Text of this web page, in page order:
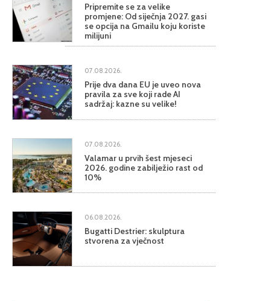
Pripremite se za velike
promjene: Od siječnja 2027. gasi
se opcija na Gmailu koju koriste
milijuni
07.08.2026.
Prije dva dana EU je uveo nova
pravila za sve koji rade AI
sadržaj: kazne su velike!
07.08.2026.
Valamar u prvih šest mjeseci
2026. godine zabilježio rast od
10%
06.08.2026.
Bugatti Destrier: skulptura
stvorena za vječnost